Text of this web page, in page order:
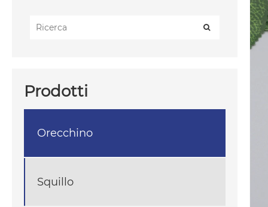
Prodotti
Orecchino
Squillo